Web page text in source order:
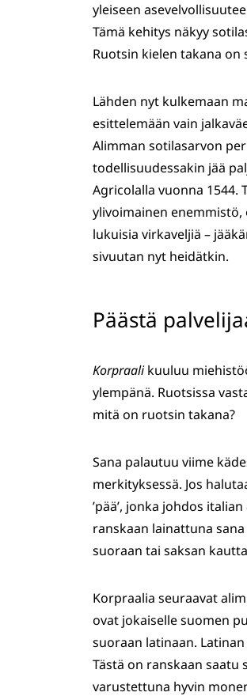
yleiseen
Tämä kehitys näkyy
Ruotsin kielen takana
Lähden nyt kulkemaan
esittelemään vain
Alimman sotilasarvon
todellisuudessakin jää
Agricolalla vuonna 1544.
ylivoimainen
lukuisia virkaveljiä –
sivuutan nyt heidätkin.
Päästä
Korpraalikuuluu
ylempänä. Ruotsissa
mitä on ruotsin takana?
Sana palautuu viime
merkityksessä. Jos
’pää’, jonka johdos italian
ranskaan lainattuna
suoraan tai saksan
Korpraalia seuraavat
ovat jokaiselle suomen
suoraan latinaan. Latinan
Tästä on ranskaan saatu
varustettuna hyvin